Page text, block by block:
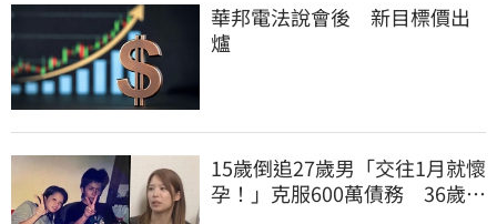
華邦電法說會後 新目標價出
爐
15歲倒追27歲男「交往1月就懷
孕！」克服600萬債務 36歲美